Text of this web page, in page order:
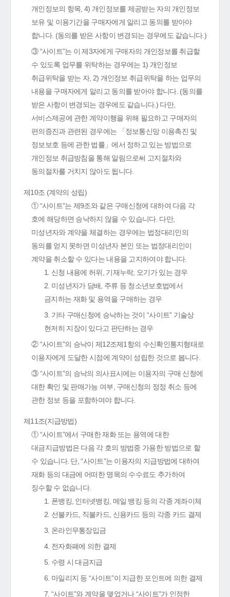
개인정보의 항목, 4) 개인정보를 제공받는 자의 개인정보
보유 및 이용기간을 구매자에게 알리고 동의를 받아야
합니다. (동의를 받은 사항이 변경되는 경우에도 같습니다.)
③ “사이트”는 이 제3자에게 구매자의 개인정보를 취급할
수 있도록 업무를 위탁하는 경우에는 1) 개인정보
취급위탁을 받는 자, 2) 개인정보 취급위탁을 하는 업무의
내용을 구매자에게 알리고 동의를 받아야 합니다. (동의를
받은 사항이 변경되는 경우에도 같습니다.) 다만,
서비스제공에 관한 계약이행을 위해 필요하고 구매자의
편의증진과 관련된 경우에는 「정보통신망 이용촉진 및
정보보호 등에 관한 법률」에서 정하고 있는 방법으로
개인정보 취급방침을 통해 알림으로써 고지절차와
동의절차를 거치지 않아도 됩니다.
제10조 (계약의 성립)
① “사이트”는 제9조와 같은 구매신청에 대하여 다음 각
호에 해당하면 승낙하지 않을 수 있습니다. 다만,
미성년자와 계약을 체결하는 경우에는 법정대리인의
동의를 얻지 못하면 미성년자 본인 또는 법정대리인이
계약을 취소할 수 있다는 내용을 고지하여야 합니다.
1. 신청 내용에 허위, 기재누락, 오기가 있는 경우
2. 미성년자가 담배, 주류 등 청소년보호법에서
금지하는 재화 및 용역을 구매하는 경우
3. 기타 구매신청에 승낙하는 것이 “사이트” 기술상
현저히 지장이 있다고 판단하는 경우
② “사이트”의 승낙이 제12조제1항의 수신확인통지형태로
이용자에게 도달한 시점에 계약이 성립한 것으로 봅니다.
③ “사이트”의 승낙의 의사표시에는 이용자의 구매 신청에
대한 확인 및 판매가능 여부, 구매신청의 정정 취소 등에
관한 정보 등을 포함하여야 합니다.
제11조(지급방법)
① “사이트”에서 구매한 재화 또는 용역에 대한
대금지급방법은 다음 각 호의 방법중 가용한 방법으로 할
수 있습니다. 단, “사이트”는 이용자의 지급방법에 대하여
재화 등의 대금에 어떠한 명목의 수수료도 추가하여
징수할 수 없습니다.
1. 폰뱅킹, 인터넷뱅킹, 메일 뱅킹 등의 각종 계좌이체
2. 선불카드, 직불카드, 신용카드 등의 각종 카드 결제
3. 온라인무통장입금
4. 전자화폐에 의한 결제
5. 수령 시 대금지급
6. 마일리지 등 “사이트”이 지급한 포인트에 의한 결제
7. “사이트”와 계약을 맺었거나 “사이트”가 인정한